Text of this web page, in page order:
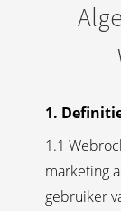
1.
1.1
marketing
gebruiker